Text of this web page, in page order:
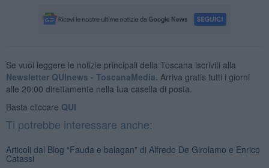
Se vuoi leggere le notizie principali della Toscana iscriviti alla
Newsletter QUInews - ToscanaMedia. Arriva gratis tutti i giorni
alle 20:00 direttamente nella tua casella di posta.
Basta cliccare QUI
Ti potrebbe interessare anche:
Articoli dal Blog “Fauda e balagan” di Alfredo De Girolamo e Enrico
Catassi